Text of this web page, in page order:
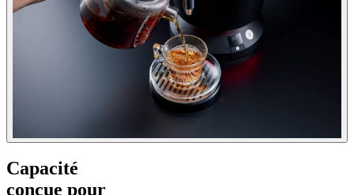
Capacité
conçue pour